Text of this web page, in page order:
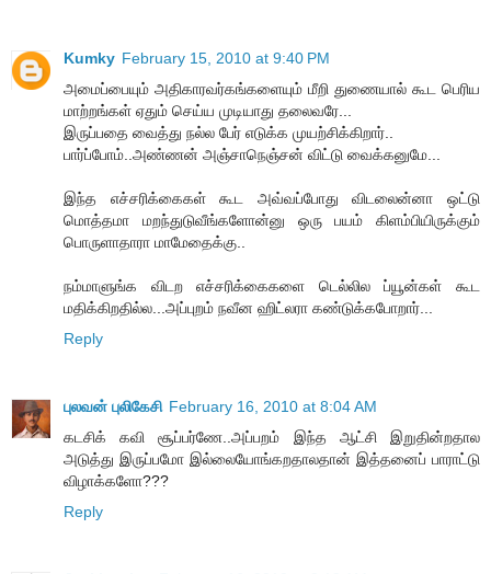
Kumky February 15, 2010 at 9:40 PM
அமைப்பையும் அதிகாரவர்கங்களையும் மீறி துணையால் கூட பெரிய
மாற்றங்கள் ஏதும் செய்ய முடியாது தலைவரே...
இருப்பதை வைத்து நல்ல பேர் எடுக்க முயற்சிக்கிறார்..
பார்ப்போம்..அண்ணன் அஞ்சாநெஞ்சன் விட்டு வைக்கனுமே...
இந்த எச்சரிக்கைகள் கூட அவ்வப்போது விடலைன்னா ஒட்டு
மொத்தமா மறந்துடுவீங்களோன்னு ஒரு பயம் கிளம்பியிருக்கும்
பொருளாதாரா மாமேதைக்கு..
நம்மாளுங்க விடற எச்சரிக்கைகளை டெல்லில ப்யூன்கள் கூட
மதிக்கிறதில்ல...அப்புறம் நவீன ஹிட்லரா கண்டுக்கபோறார்...
Reply
புலவன் புலிகேசி February 16, 2010 at 8:04 AM
கடசிக் கவி சூப்பர்ணே..அப்பறம் இந்த ஆட்சி இறுதின்றதால
அடுத்து இருப்பமோ இல்லையோங்கறதாலதான் இத்தனைப் பாராட்டு
விழாக்களோ???
Reply